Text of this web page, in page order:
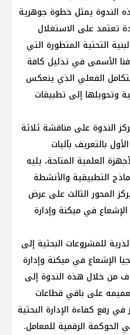
الندوة يمثل خطوة جوهرية
تعتمد على الاستغلال
التحتية المتطورة التي
الأسمى في تذليل كافة
الفعلي الذي ينعكس
وتحويلها إلى تطبيقات
الندوة على مناقشة ثلاثة
بالتعريف بآليات
العلمية المتاحة، يليه
التطبيقية والأنشطة
المحور الثالث على عرض
الإشعاع في ميكنة وإدارة
للمشروعات البحثية إلى
الإشعاع في ميكنة وإدارة
من خلال هذه الندوة إلى
على باقي قطاعات
رفع كفاءة الإدارة البحثية
الحوكمة الرقمية للمعامل.